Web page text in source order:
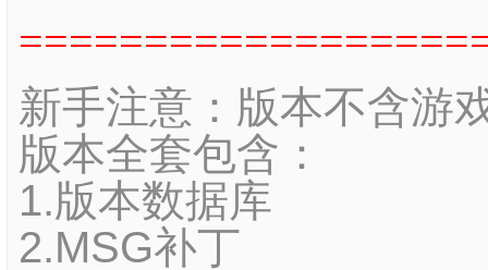
新手注意：版本不含游
版本全套包含：
1.版本数据库
2.MSG补丁